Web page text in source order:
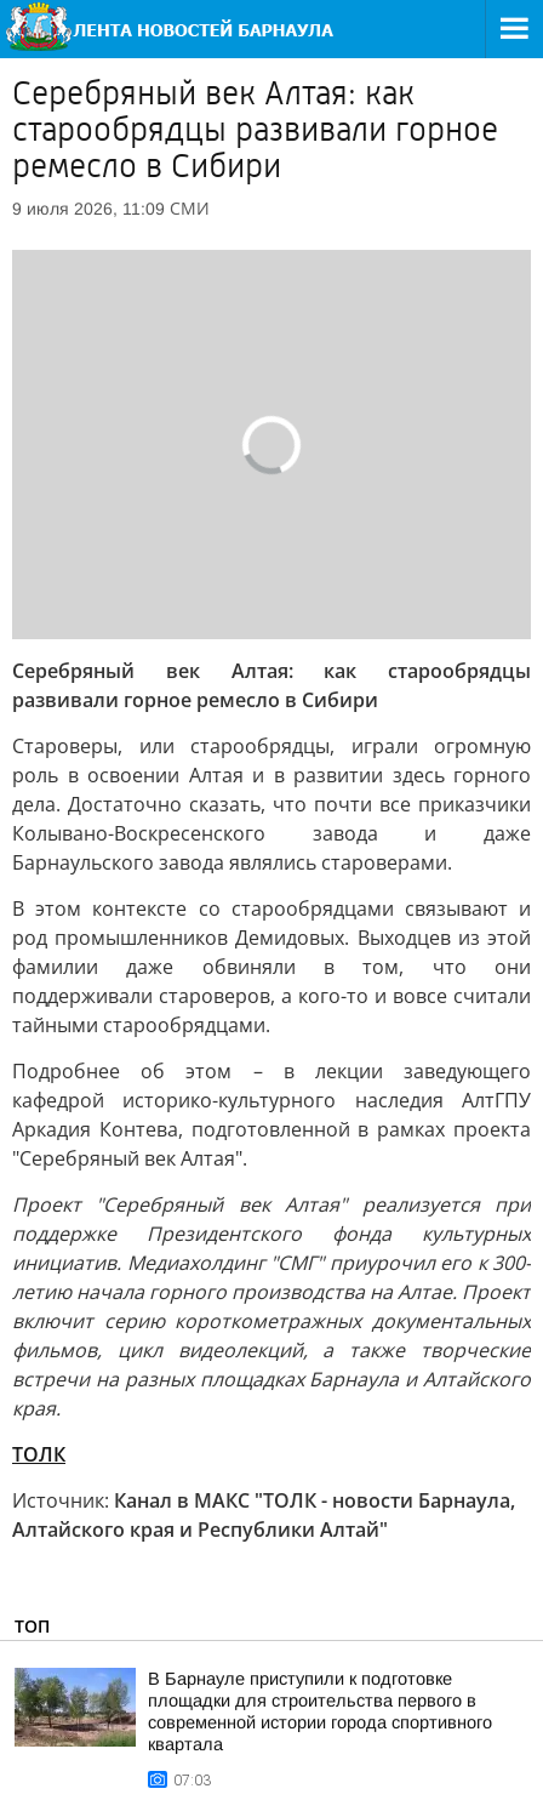
Серебряный век Алтая: как
старообрядцы развивали горное
ремесло в Сибири
9 июля 2026, 11:09 СМИ
Серебряный век Алтая: как старообрядцы
развивали горное ремесло в Сибири
Староверы, или старообрядцы, играли огромную
роль в освоении Алтая и в развитии здесь горного
дела. Достаточно сказать, что почти все приказчики
Колывано-Воскресенского завода и даже
Барнаульского завода являлись староверами.
В этом контексте со старообрядцами связывают и
род промышленников Демидовых. Выходцев из этой
фамилии даже обвиняли в том, что они
поддерживали староверов, а кого-то и вовсе считали
тайными старообрядцами.
Подробнее об этом – в лекции заведующего
кафедрой историко-культурного наследия АлтГПУ
Аркадия Контева, подготовленной в рамках проекта
"Серебряный век Алтая".
Проект "Серебряный век Алтая" реализуется при
поддержке Президентского фонда культурных
инициатив. Медиахолдинг "СМГ" приурочил его к 300-
летию начала горного производства на Алтае. Проект
включит серию короткометражных документальных
фильмов, цикл видеолекций, а также творческие
встречи на разных площадках Барнаула и Алтайского
края.
ТОЛК
Источник: Канал в МАКС "ТОЛК - новости Барнаула,
Алтайского края и Республики Алтай"
ТОП
В Барнауле приступили к подготовке
площадки для строительства первого в
современной истории города спортивного
квартала
07:03